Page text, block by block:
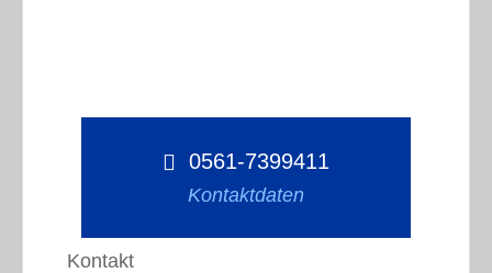
0561-7399411
Kontaktdaten
Kontakt